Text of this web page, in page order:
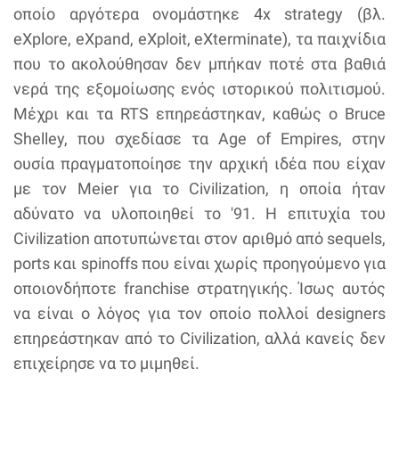
οποίο αργότερα ονομάστηκε 4x strategy (βλ.
eXplore, eXpand, eXploit, eXterminate), τα παιχνίδια
που το ακολούθησαν δεν μπήκαν ποτέ στα βαθιά
νερά της εξομοίωσης ενός ιστορικού πολιτισμού.
Μέχρι και τα RTS επηρεάστηκαν, καθώς ο Bruce
Shelley, που σχεδίασε τα Age of Empires, στην
ουσία πραγματοποίησε την αρχική ιδέα που είχαν
με τον Meier για το Civilization, η οποία ήταν
αδύνατο να υλοποιηθεί το '91. Η επιτυχία του
Civilization αποτυπώνεται στον αριθμό από sequels,
ports και spinoffs που είναι χωρίς προηγούμενο για
οποιονδήποτε franchise στρατηγικής. Ίσως αυτός
να είναι ο λόγος για τον οποίο πολλοί designers
επηρεάστηκαν από το Civilization, αλλά κανείς δεν
επιχείρησε να το μιμηθεί.